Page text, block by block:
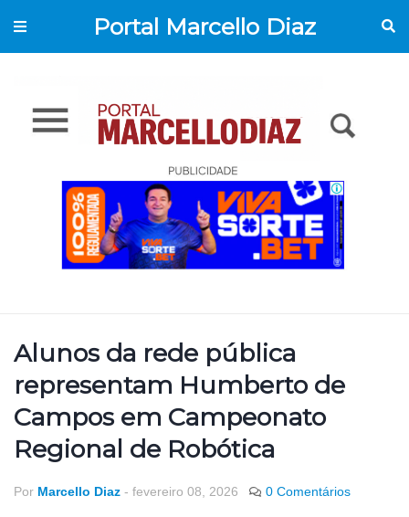
Portal Marcello Diaz
Alunos da rede pública
representam Humberto de
Campos em Campeonato
Regional de Robótica
Por Marcello Diaz - fevereiro 08, 2026 0 Comentários